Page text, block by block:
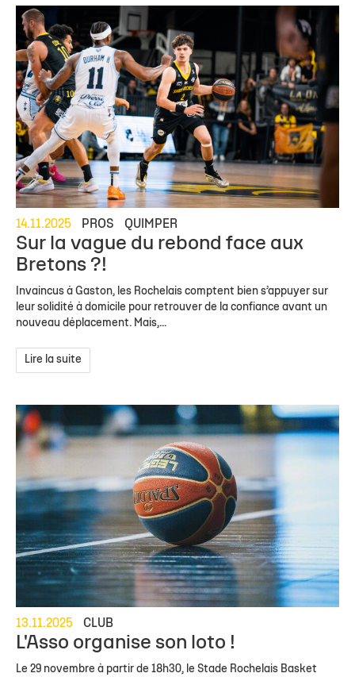
14.11.2025 PROS QUIMPER
Sur la vague du rebond face aux
Bretons ?!
Invaincus à Gaston, les Rochelais comptent bien s’appuyer sur
leur solidité à domicile pour retrouver de la confiance avant un
nouveau déplacement. Mais,...
Lire la suite
13.11.2025 CLUB
L'Asso organise son loto !
Le 29 novembre à partir de 18h30, le Stade Rochelais Basket